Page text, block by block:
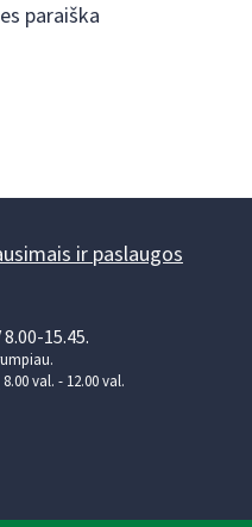
paraiška
ir paslaugos
15.45.
val. - 12.00 val.